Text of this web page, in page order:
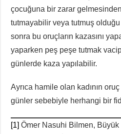
çocuğuna bir zarar
tutmayabilir veya tutmuş
sonra bu oruçların kazasını
yaparken peş peşe tutmak
günlerde kaza yapılabilir.
Ayrıca hamile olan kadının oruç
günler sebebiyle herhangi bir
[1] Ömer Nasuhi Bilmen,